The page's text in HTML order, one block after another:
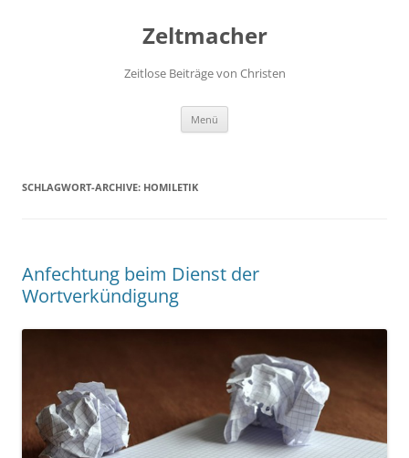
Zeltmacher
Zeitlose Beiträge von Christen
Menü
SCHLAGWORT-ARCHIVE: HOMILETIK
Anfechtung beim Dienst der
Wortverkündigung